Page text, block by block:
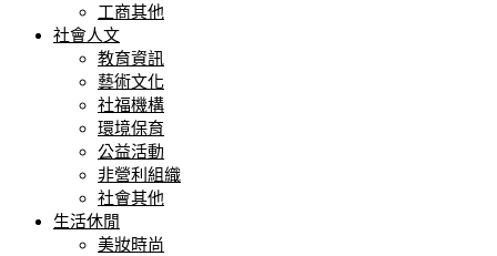
工商其他
社會人文
教育資訊
藝術文化
社福機構
環境保育
公益活動
非營利組織
社會其他
生活休閒
美妝時尚